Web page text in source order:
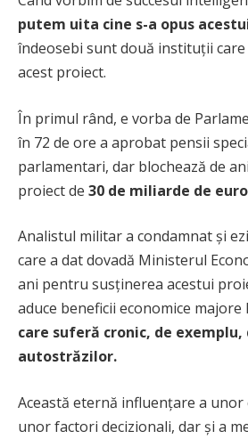
putem uita cine s-a opus
îndeosebi sunt două instituții
acest proiect.
În primul rând, e vorba de
în 72 de ore a aprobat pensii
parlamentari, dar blochează de
proiect de 30 de miliarde de
Analistul militar a condamnat și
care a dat dovadă Ministerul
ani pentru susținerea acestui
aduce beneficii economice majore
care suferă cronic, de exemplu,
autostrăzilor.
Această eternă influențare a unor
unor factori decizionali, dar și a